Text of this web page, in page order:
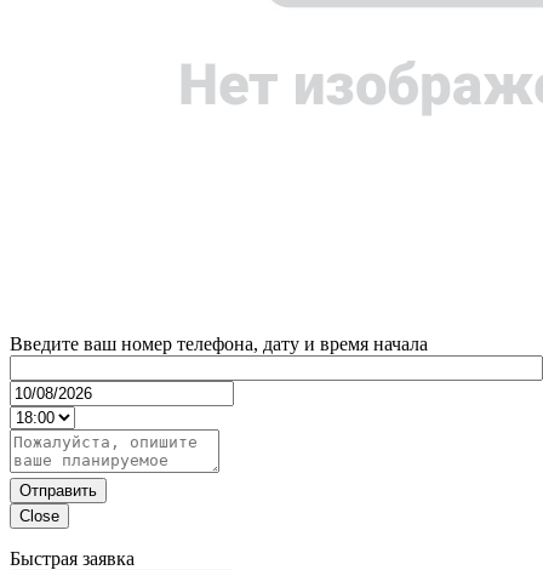
Введите ваш номер телефона, дату и время начала
Отправить
Close
Быстрая заявка